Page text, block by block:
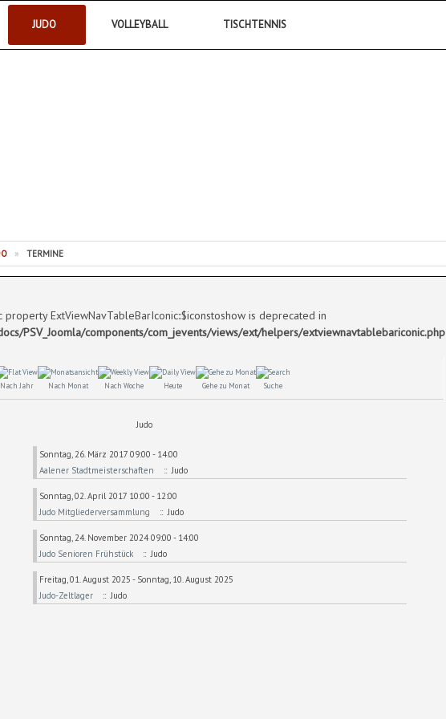
JUDO VOLLEYBALL TISCHTENNIS
» TERMINE
property ExtViewNavTableBarIconic::$iconstoshow is deprecated in
PSV_Joomla/components/com_jevents/views/ext/helpers/extviewnavtablebariconic.php
Nach Jahr Nach Monat Nach Woche Heute Gehe zu Monat Suche
Judo
Sonntag, 26. März 2017 09:00 - 14:00
Aalener Stadtmeisterschaften
:: Judo
Sonntag, 02. April 2017 10:00 - 12:00
Judo Mitgliederversammlung
:: Judo
Sonntag, 24. November 2024 09:00 - 14:00
Judo Senioren Frühstück
:: Judo
Freitag, 01. August 2025 - Sonntag, 10. August 2025
Judo-Zeltlager
:: Judo